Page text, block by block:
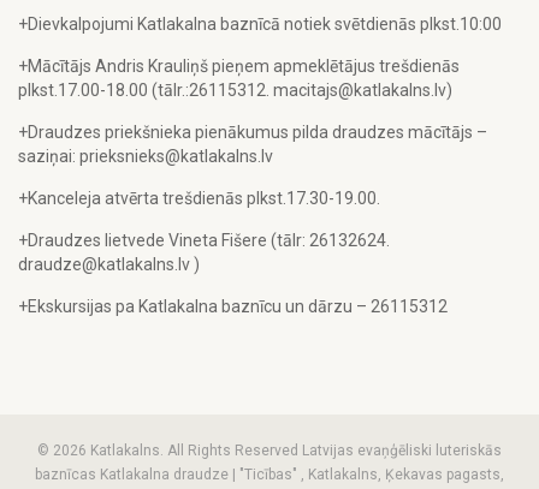
+Dievkalpojumi Katlakalna baznīcā notiek svētdienās plkst.10:00
+Mācītājs Andris Krauliņš pieņem apmeklētājus trešdienās
plkst.17.00-18.00 (tālr.:26115312. macitajs@katlakalns.lv)
+Draudzes priekšnieka pienākumus pilda draudzes mācītājs –
saziņai: prieksnieks@katlakalns.lv
+Kanceleja atvērta trešdienās plkst.17.30-19.00.
+Draudzes lietvede Vineta Fišere (tālr: 26132624.
draudze@katlakalns.lv )
+Ekskursijas pa Katlakalna baznīcu un dārzu – 26115312
© 2026 Katlakalns. All Rights Reserved Latvijas evaņģēliski luteriskās
baznīcas Katlakalna draudze | "Ticības" , Katlakalns, Ķekavas pagasts,